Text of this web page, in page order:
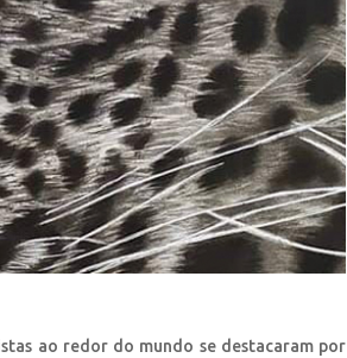
ao redor do mundo se destacaram por